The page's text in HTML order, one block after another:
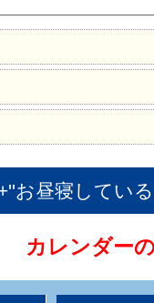
お昼寝してい
カレンダー